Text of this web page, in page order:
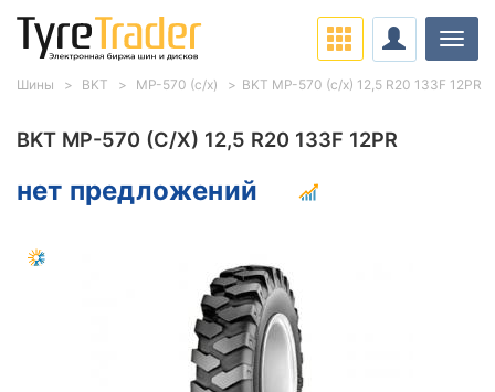
BKT MP-570 (С/Х) 12,5 R20 133F 12PR
нет предложений
Шины BKT MP-570 (с/х) BKT MP-570 (с/х) 12,5 R20 133F 12PR